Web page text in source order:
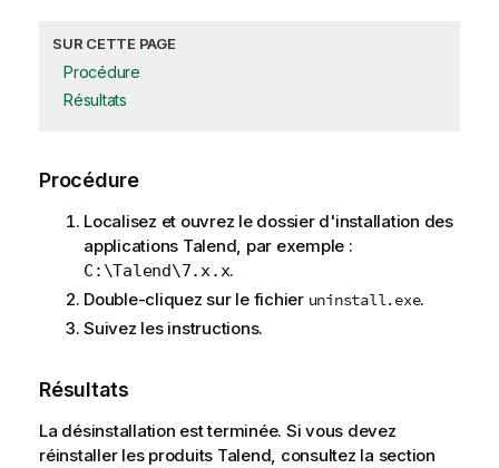
SUR CETTE PAGE
Procédure
Résultats
Procédure
Localisez et ouvrez le dossier d'installation des
applications Talend, par exemple :
C:\Talend\7.x.x.
Double-cliquez sur le fichier uninstall.exe.
Suivez les instructions.
Résultats
La désinstallation est terminée. Si vous devez
réinstaller les produits Talend, consultez la section